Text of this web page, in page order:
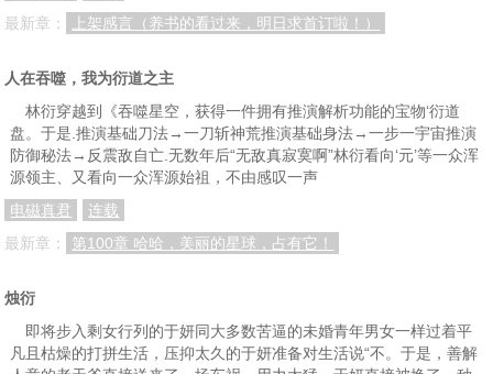
最新章：
上架感言（养书的看过来，明日求首订啦！）
人在吞噬，我为衍道之主
林衍穿越到《吞噬星空，获得一件拥有推演解析功能的宝物‘衍道
盘。于是.推演基础刀法→一刀斩神荒推演基础身法→一步一宇宙推演
防御秘法→反震敌自亡.无数年后“无敌真寂寞啊”林衍看向‘元’等一众浑
源领主、又看向一众浑源始祖，不由感叹一声
电磁真君
连载
最新章：
第100章 哈哈，美丽的星球，占有它！
烛衍
即将步入剩女行列的于妍同大多数苦逼的未婚青年男女一样过着平
凡且枯燥的打拼生活，压抑太久的于妍准备对生活说“不。于是，善解